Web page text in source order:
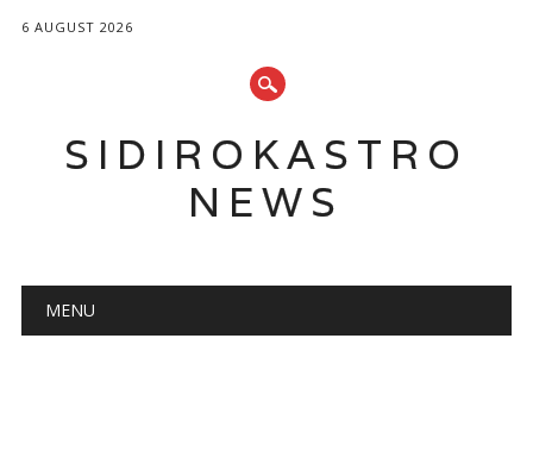
6 AUGUST 2026
SIDIROKASTRO
NEWS
Main menu
MENU